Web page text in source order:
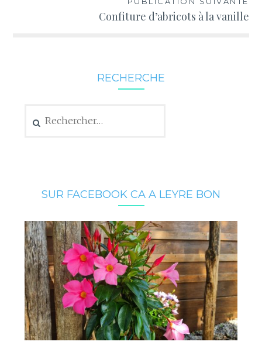
Confiture d’abricots à la vanille
RECHERCHE
SUR FACEBOOK CA A LEYRE BON